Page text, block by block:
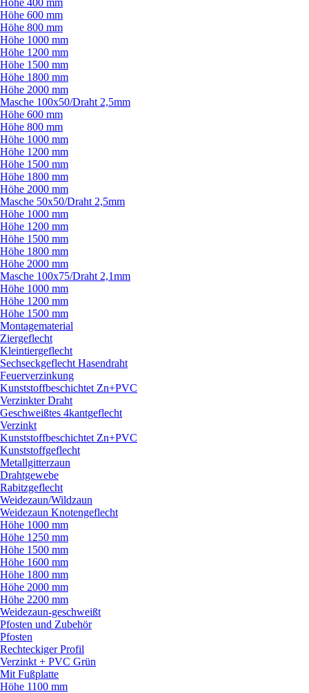
Höhe 400 mm
Höhe 600 mm
Höhe 800 mm
Höhe 1000 mm
Höhe 1200 mm
Höhe 1500 mm
Höhe 1800 mm
Höhe 2000 mm
Masche 100x50/Draht 2,5mm
Höhe 600 mm
Höhe 800 mm
Höhe 1000 mm
Höhe 1200 mm
Höhe 1500 mm
Höhe 1800 mm
Höhe 2000 mm
Masche 50x50/Draht 2,5mm
Höhe 1000 mm
Höhe 1200 mm
Höhe 1500 mm
Höhe 1800 mm
Höhe 2000 mm
Masche 100x75/Draht 2,1mm
Höhe 1000 mm
Höhe 1200 mm
Höhe 1500 mm
Montagematerial
Ziergeflecht
Kleintiergeflecht
Sechseckgeflecht Hasendraht
Feuerverzinkung
Kunststoffbeschichtet Zn+PVC
Verzinkter Draht
Geschweißtes 4kantgeflecht
Verzinkt
Kunststoffbeschichtet Zn+PVC
Kunststoffgeflecht
Metallgitterzaun
Drahtgewebe
Rabitzgeflecht
Weidezaun/Wildzaun
Weidezaun Knotengeflecht
Höhe 1000 mm
Höhe 1250 mm
Höhe 1500 mm
Höhe 1600 mm
Höhe 1800 mm
Höhe 2000 mm
Höhe 2200 mm
Weidezaun-geschweißt
Pfosten und Zubehör
Pfosten
Rechteckiger Profil
Verzinkt + PVC Grün
Mit Fußplatte
Höhe 1100 mm